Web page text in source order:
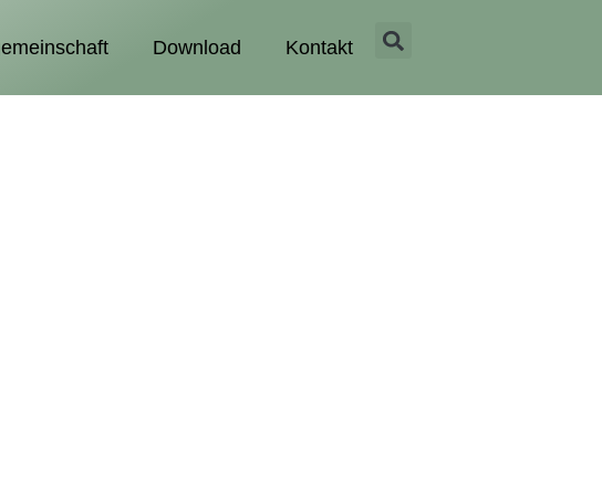
Download Kontakt